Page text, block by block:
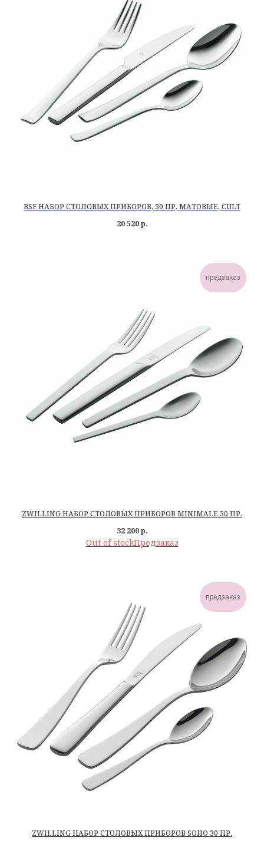
BSF НАБОР СТОЛОВЫХ ПРИБОРОВ, 30 ПР, МАТОВЫЕ, CULT
20 520 р.
предзаказ
ZWILLING НАБОР СТОЛОВЫХ ПРИБОРОВ MINIMALE 30 ПР.
32 200 р.
Out of stock
предзаказ
ZWILLING НАБОР СТОЛОВЫХ ПРИБОРОВ SOHO 30 ПР.